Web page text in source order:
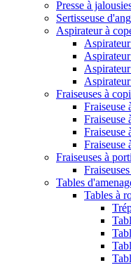
Presse à
Sertisseuse
Aspirateur à
Fraiseuses à
Fraiseuse
Fraiseuse
Fraiseuse
Fraiseuse
Fraiseuses à
Tables
Tables à